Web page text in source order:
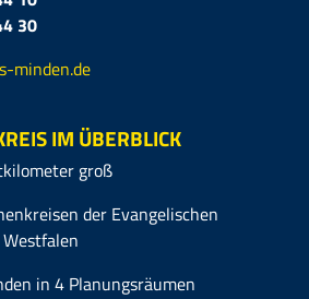
30
minden.de
IM ÜBERBLICK
groß
der Evangelischen
in 4 Planungsräumen